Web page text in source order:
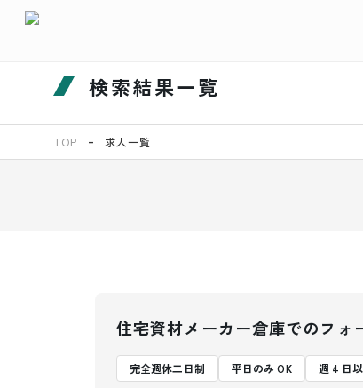
検索結果一覧
TOP 求人一覧
住宅資材メーカー倉庫でのフォ
完全週休二日制 平日のみ OK 週 4 日